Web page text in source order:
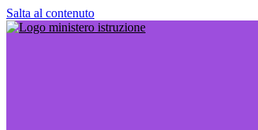
Salta al contenuto